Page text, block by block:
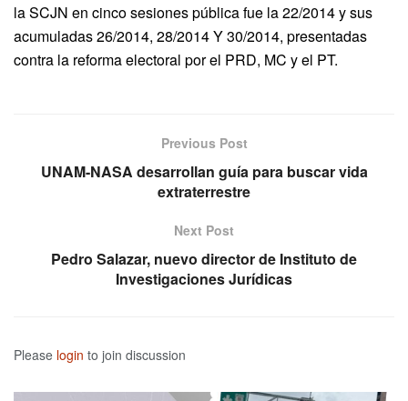
la SCJN en cinco sesiones pública fue la 22/2014 y sus
acumuladas 26/2014, 28/2014 Y 30/2014, presentadas
contra la reforma electoral por el PRD, MC y el PT.
Previous Post
UNAM-NASA desarrollan guía para buscar vida
extraterrestre
Next Post
Pedro Salazar, nuevo director de Instituto de
Investigaciones Jurídicas
Please login to join discussion